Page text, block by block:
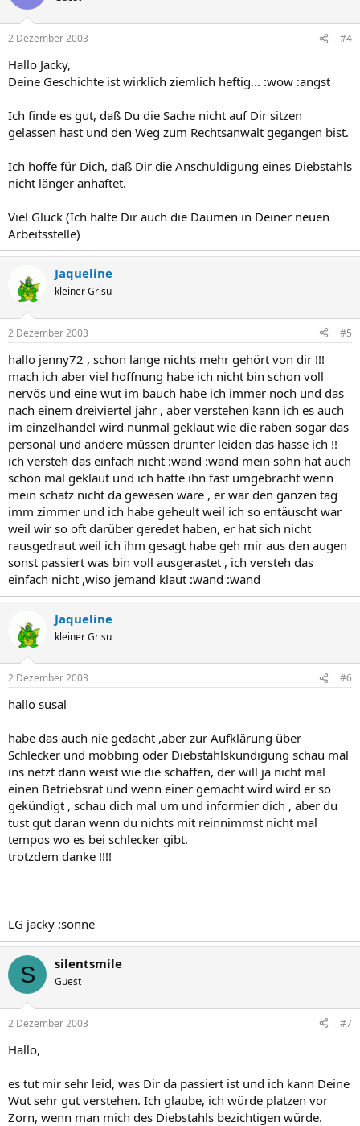
2 Dezember 2003 #4
Hallo Jacky,
Deine Geschichte ist wirklich ziemlich heftig... :wow :angst
Ich finde es gut, daß Du die Sache nicht auf Dir sitzen
gelassen hast und den Weg zum Rechtsanwalt gegangen bist.
Ich hoffe für Dich, daß Dir die Anschuldigung eines Diebstahls
nicht länger anhaftet.
Viel Glück (Ich halte Dir auch die Daumen in Deiner neuen
Arbeitsstelle)
Jaqueline
kleiner Grisu
2 Dezember 2003 #5
hallo jenny72 , schon lange nichts mehr gehört von dir !!!
mach ich aber viel hoffnung habe ich nicht bin schon voll
nervös und eine wut im bauch habe ich immer noch und das
nach einem dreiviertel jahr , aber verstehen kann ich es auch
im einzelhandel wird nunmal geklaut wie die raben sogar das
personal und andere müssen drunter leiden das hasse ich !!
ich versteh das einfach nicht :wand :wand mein sohn hat auch
schon mal geklaut und ich hätte ihn fast umgebracht wenn
mein schatz nicht da gewesen wäre , er war den ganzen tag
imm zimmer und ich habe geheult weil ich so entäuscht war
weil wir so oft darüber geredet haben, er hat sich nicht
rausgedraut weil ich ihm gesagt habe geh mir aus den augen
sonst passiert was bin voll ausgerastet , ich versteh das
einfach nicht ,wiso jemand klaut :wand :wand
Jaqueline
kleiner Grisu
2 Dezember 2003 #6
hallo susal
habe das auch nie gedacht ,aber zur Aufklärung über
Schlecker und mobbing oder Diebstahlskündigung schau mal
ins netzt dann weist wie die schaffen, der will ja nicht mal
einen Betriebsrat und wenn einer gemacht wird wird er so
gekündigt , schau dich mal um und informier dich , aber du
tust gut daran wenn du nichts mit reinnimmst nicht mal
tempos wo es bei schlecker gibt.
trotzdem danke !!!!
LG jacky :sonne
S silentsmile
Guest
2 Dezember 2003 #7
Hallo,
es tut mir sehr leid, was Dir da passiert ist und ich kann Deine
Wut sehr gut verstehen. Ich glaube, ich würde platzen vor
Zorn, wenn man mich des Diebstahls bezichtigen würde.